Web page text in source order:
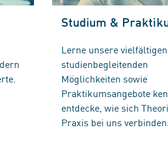
Studium &
Lerne unsere vielfältigen
studienbegleitenden
Möglichkeiten sowie
Praktikumsangebote
entdecke, wie sich
Praxis bei uns verbinden.